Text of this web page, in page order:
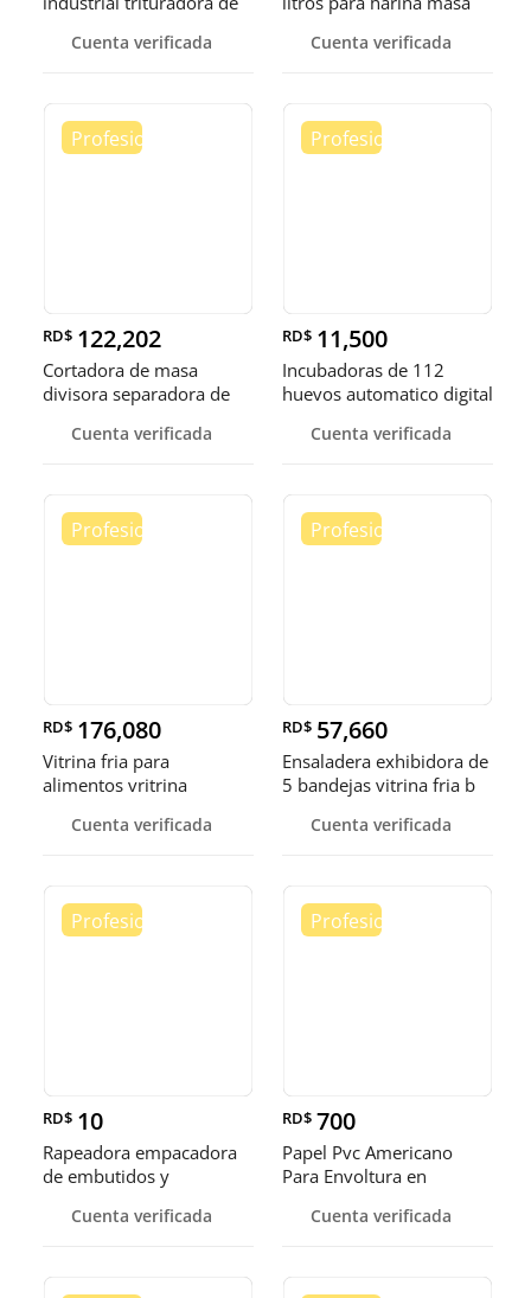
Cuenta verificada Cuenta verificada
RD$ 122,202
Cortadora de masa
divisora separadora de
Cuenta verificada
RD$ 11,500
Incubadoras de 112
huevos automatico digital
Cuenta verificada
RD$ 176,080
Vitrina fria para
alimentos vritrina
Cuenta verificada
RD$ 57,660
Ensaladera exhibidora de
5 bandejas vitrina fria b
Cuenta verificada
RD$ 10
Rapeadora empacadora
de embutidos y
Cuenta verificada
RD$ 700
Papel Pvc Americano
Para Envoltura en
pulgadas
Cuenta verificada